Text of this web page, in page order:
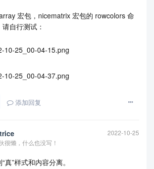
宏包，nicematrix 宏包的 rowcolors 命
自行测试：
添加回复
2022-10-25
很懒，什么也没写！
真”样式和内容分离。